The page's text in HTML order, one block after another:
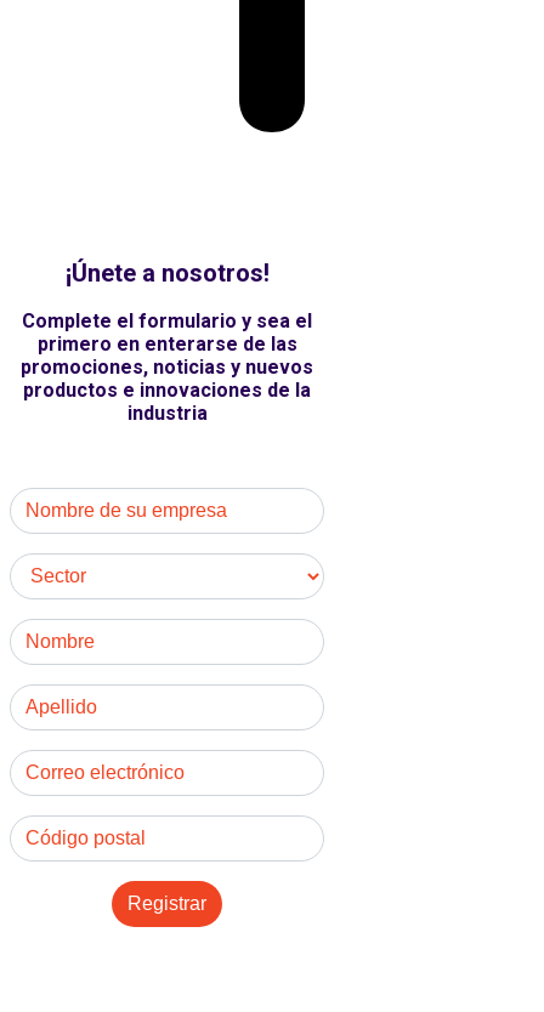
¡Únete a nosotros!
Complete el formulario y sea el
primero en enterarse de las
promociones, noticias y nuevos
productos e innovaciones de la
industria